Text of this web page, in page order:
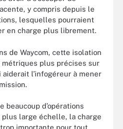
y compris depuis le
lesquelles pourraient
en charge plus librement.
de Waycom, cette isolation
plus précises sur
l’infogéreur à mener
beaucoup d’opérations
large échelle, la charge
importante pour tout